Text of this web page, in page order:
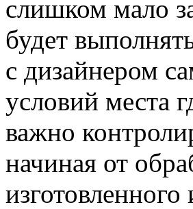
слишком мало
будет
с дизайнером
условий места
важно
начиная от
изготовленного